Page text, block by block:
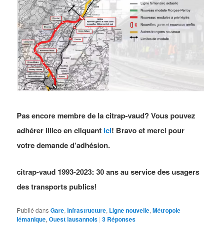
Pas encore membre de la citrap-vaud? Vous pouvez
adhérer illico en cliquant ici! Bravo et merci pour
votre demande d’adhésion.
citrap-vaud 1993-2023: 30 ans au service des usagers
des transports publics!
Publié dansGare,Infrastructure, Ligne nouvelle,Métropole
lémanique,Ouest lausannois |3 Réponses